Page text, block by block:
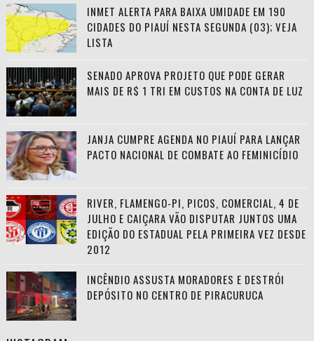
INMET ALERTA PARA BAIXA UMIDADE EM 190
CIDADES DO PIAUÍ NESTA SEGUNDA (03); VEJA
LISTA
SENADO APROVA PROJETO QUE PODE GERAR
MAIS DE R$ 1 TRI EM CUSTOS NA CONTA DE LUZ
JANJA CUMPRE AGENDA NO PIAUÍ PARA LANÇAR
PACTO NACIONAL DE COMBATE AO FEMINICÍDIO
RIVER, FLAMENGO-PI, PICOS, COMERCIAL, 4 DE
JULHO E CAIÇARA VÃO DISPUTAR JUNTOS UMA
EDIÇÃO DO ESTADUAL PELA PRIMEIRA VEZ DESDE
2012
INCÊNDIO ASSUSTA MORADORES E DESTRÓI
DEPÓSITO NO CENTRO DE PIRACURUCA